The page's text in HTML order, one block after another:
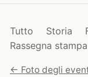
Tutto Storia
Rassegna stampa
← Foto degli